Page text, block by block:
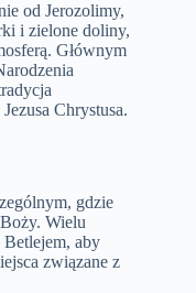
od Jerozolimy,
i zielone doliny,
Głównym
Chrystusa.
gdzie
Wielu
aby
związane z